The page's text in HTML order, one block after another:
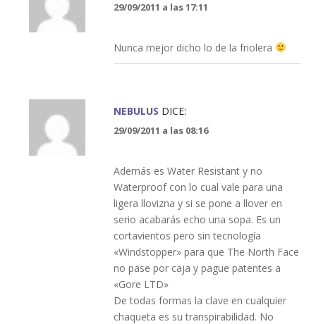
29/09/2011 a las 17:11
Nunca mejor dicho lo de la friolera
NEBULUS DICE:
29/09/2011 a las 08:16
Además es Water Resistant y no
Waterproof con lo cual vale para una
ligera llovizna y si se pone a llover en
serio acabarás echo una sopa. Es un
cortavientos pero sin tecnología
«Windstopper» para que The North Face
no pase por caja y pague patentes a
«Gore LTD»
De todas formas la clave en cualquier
chaqueta es su transpirabilidad. No